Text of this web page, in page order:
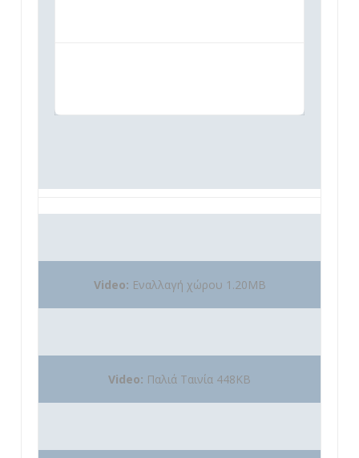
Video: Εναλλαγή χώρου 1.20MB
Video: Παλιά Ταινία 448KB